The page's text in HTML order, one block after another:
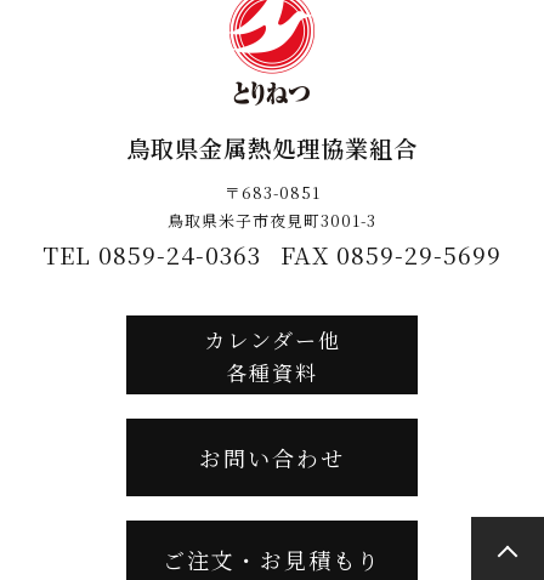
鳥取県金属熱処理協業組合
〒683-0851
鳥取県米子市夜見町3001-3
TEL 0859-24-0363 FAX 0859-29-5699
カレンダー他
各種資料
お問い合わせ
ご注文・お見積もり